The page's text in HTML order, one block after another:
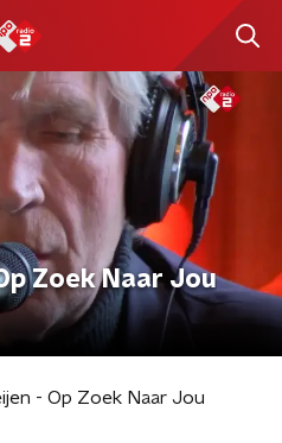
Zoek Naar Jou
- ⁠Op Zoek Naar Jou